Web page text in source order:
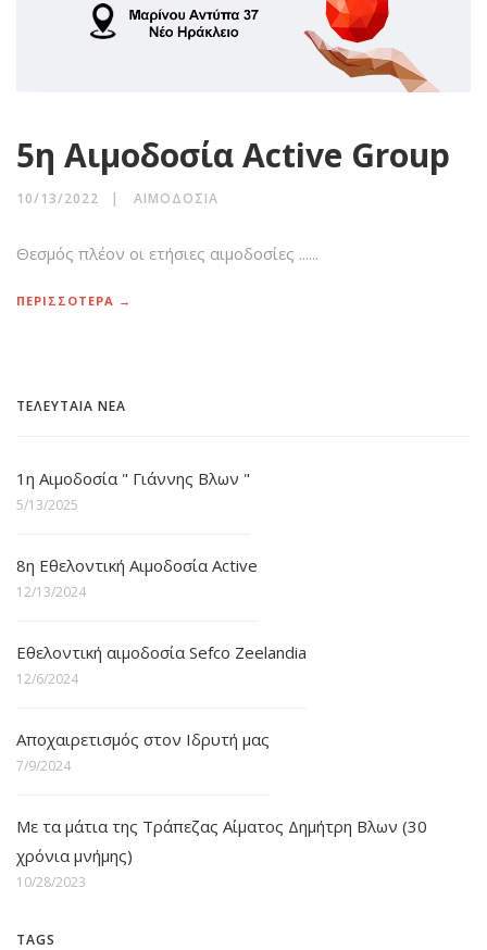
5η Αιμοδοσία Active Group
10/13/2022 ΑΙΜΟΔΟΣΊΑ
Θεσμός πλέον οι ετήσιες αιμοδοσίες ......
ΠΕΡΙΣΣΟΤΕΡΑ →
ΤΕΛΕΥΤΑΙΑ ΝΕΑ
1η Αιμοδοσία " Γιάννης Βλων "
5/13/2025
8η Εθελοντική Αιμοδοσία Active
12/13/2024
Εθελοντική αιμοδοσία Sefco Zeelandia
12/6/2024
Αποχαιρετισμός στον Ιδρυτή μας
7/9/2024
Με τα μάτια της Τράπεζας Αίματος Δημήτρη Βλων (30
χρόνια μνήμης)
10/28/2023
TAGS